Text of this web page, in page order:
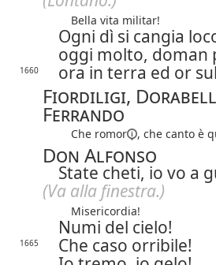
Bella vita militar!
Ogni dì si cangia
oggi molto, doman
1660 ora in terra ed or
Fiordiligi,
Ferrando
Che romor , che canto è
Don Alfonso
State cheti, io vo a
(Va alla finestra.)
Misericordia!
Numi del cielo!
1665
Che caso orribile!